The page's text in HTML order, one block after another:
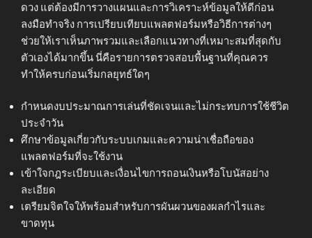
ดวง แต่ต้องมีการวางแผนและการวิเคราะห์ข้อมูลให้ดีก่อน
ลงมือทำจริง การเปรียบเทียบแพลตฟอร์มหรือวิธีการต่างๆ
ช่วยให้เราเห็นภาพรวมและเลือกแนวทางที่เหมาะสมที่สุดกับ
ตัวเองได้มากขึ้น นี่คือรายการตรวจสอบพื้นฐานที่คุณควร
ทำให้ครบก่อนเริ่มกลยุทธ์ใดๆ
กำหนดงบประมาณการเล่นที่ชัดเจนและไม่กระทบการใช้ชีวิต
ประจำวัน
ศึกษาข้อมูลเกี่ยวกับระบบเกมและความน่าเชื่อถือของ
แพลตฟอร์มที่จะใช้งาน
เข้าใจกฎระเบียบและเงื่อนไขการถอนเงินหรือโบนัสอย่าง
ละเอียด
เตรียมจิตใจให้พร้อมสำหรับการผันผวนของผลกำไรและ
ขาดทุน